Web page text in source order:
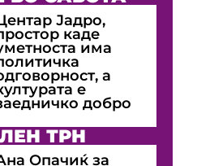
Јадро,
каде
има
а
е
добро
ТРН
Опачиќ за